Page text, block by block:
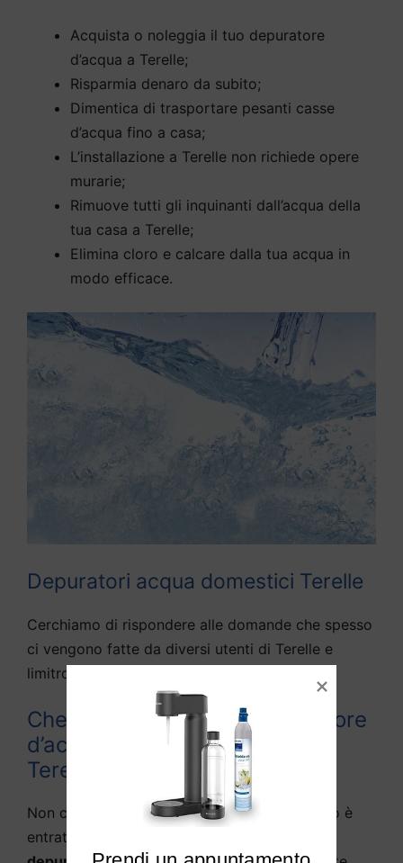
Acquista o noleggia il tuo depuratore
d’acqua a Terelle;
Risparmia denaro da subito;
Dimentica di trasportare pesanti casse
d’acqua fino a casa;
L’installazione a Terelle non richiede opere
murarie;
Rimuove tutti gli inquinanti dall’acqua della
tua casa a Terelle;
Elimina cloro e calcare dalla tua acqua in
modo efficace.
Depuratori acqua domestici Terelle
Cerchiamo di rispondere alle domande che spesso
ci vengono fatte da diversi utenti di Terelle e
limitrofi:
Che differenza c’è tra depuratore
d’acqua e purificato d’acqua a
Terelle?
Non c’è in pratica alcuna differenza, in quanto è
entrata nella lingua parlata la definizione di